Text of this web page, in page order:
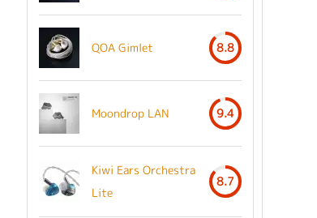
QOA Gimlet 8.8
Moondrop LAN 9.4
Kiwi Ears Orchestra
Lite
8.7